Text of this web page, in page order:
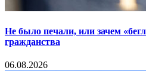
Не было печали, или зачем
гражданства
06.08.2026